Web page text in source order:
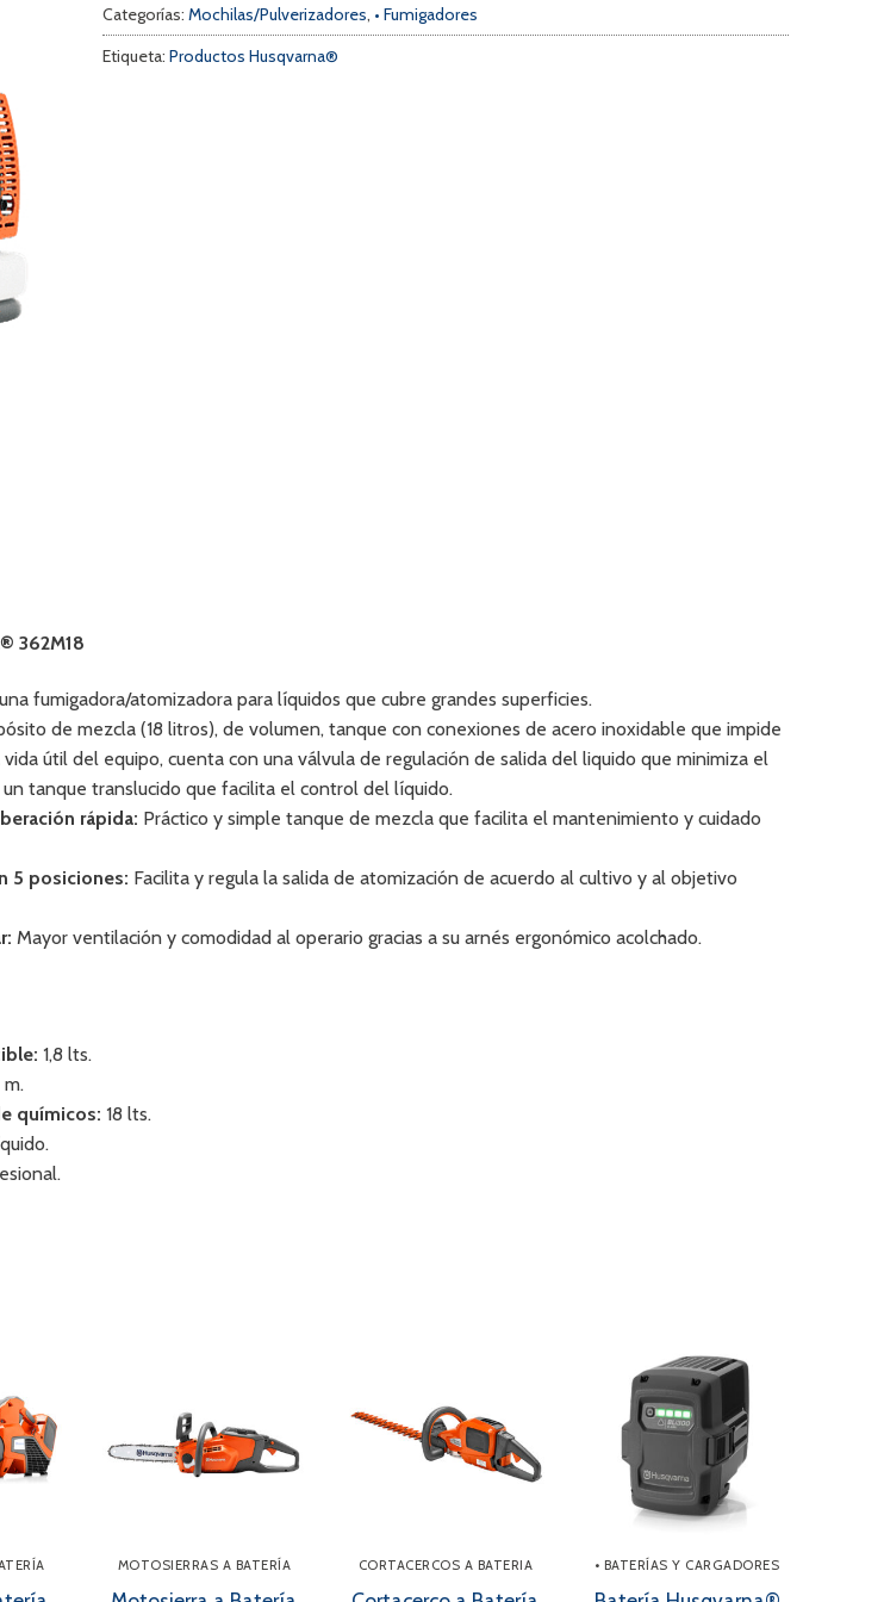
Categorías: Mochilas/Pulverizadores, • Fumigadores
Etiqueta: Productos Husqvarna®
362M18
fumigadora/atomizadora para líquidos que cubre grandes superficies.
de mezcla (18 litros), de volumen, tanque con conexiones de acero inoxidable que impide
útil del equipo, cuenta con una válvula de regulación de salida del liquido que minimiza el
tanque translucido que facilita el control del líquido.
rápida: Práctico y simple tanque de mezcla que facilita el mantenimiento y cuidado
5 posiciones: Facilita y regula la salida de atomización de acuerdo al cultivo y al objetivo
Mayor ventilación y comodidad al operario gracias a su arnés ergonómico acolchado.
1,8 lts.
m.
químicos: 18 lts.
MOTOSIERRAS A BATERÍA CORTACERCOS A BATERIA • BATERÍAS Y CARGADORES